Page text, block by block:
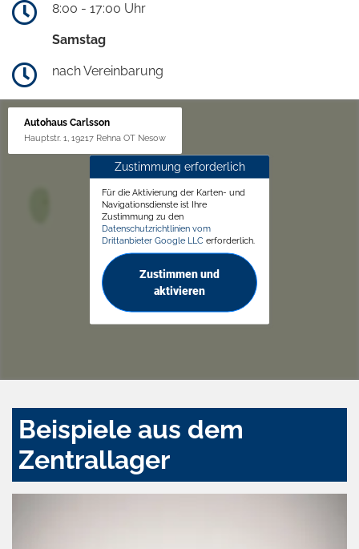
8:00 - 17:00 Uhr
Samstag
nach Vereinbarung
Autohaus Carlsson
Hauptstr. 1, 19217 Rehna OT Nesow
Zustimmung erforderlich
Für die Aktivierung der Karten- und
Navigationsdienste ist Ihre
Zustimmung zu den
Datenschutzrichtlinien vom
Drittanbieter Google LLC erforderlich.
Zustimmen und
aktivieren
Beispiele aus dem
Zentrallager